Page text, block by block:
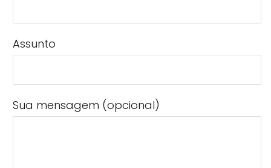
Assunto
Sua mensagem (opcional)